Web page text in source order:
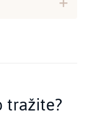
tražite?